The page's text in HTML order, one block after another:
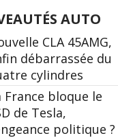
AUTO
CLA 45AMG,
débarrassée du
cylindres
France bloque le
de Tesla,
politique ?